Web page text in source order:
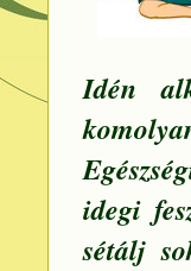
Idén
idegi
sétálj